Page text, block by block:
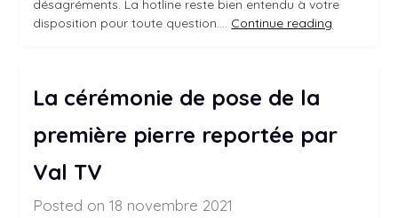
désagréments. La hotline reste bien entendu à votre
disposition pour toute question.… Continue reading
La cérémonie de pose de la
première pierre reportée par
Val TV
Posted on 18 novembre 2021